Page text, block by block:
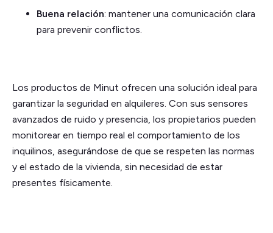
Buena relación: mantener una comunicación clara
para prevenir conflictos.
Los productos de Minut ofrecen una solución ideal para
garantizar la seguridad en alquileres. Con sus sensores
avanzados de ruido y presencia, los propietarios pueden
monitorear en tiempo real el comportamiento de los
inquilinos, asegurándose de que se respeten las normas
y el estado de la vivienda, sin necesidad de estar
presentes físicamente.